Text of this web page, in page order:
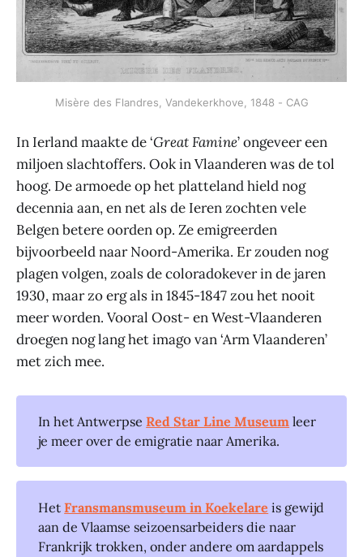
Misère des Flandres, Vandekerkhove, 1848 - CAG
In Ierland maakte de ‘Great Famine’ ongeveer een
miljoen slachtoffers. Ook in Vlaanderen was de tol
hoog. De armoede op het platteland hield nog
decennia aan, en net als de Ieren zochten vele
Belgen betere oorden op. Ze emigreerden
bijvoorbeeld naar Noord-Amerika. Er zouden nog
plagen volgen, zoals de coloradokever in de jaren
1930, maar zo erg als in 1845-1847 zou het nooit
meer worden. Vooral Oost- en West-Vlaanderen
droegen nog lang het imago van ‘Arm Vlaanderen’
met zich mee.
In het AntwerpseRed Star Line Museum leer
je meer over de emigratie naar Amerika.
HetFransmansmuseum in Koekelare is gewijd
aan de Vlaamse seizoensarbeiders die naar
Frankrijk trokken, onder andere om aardappels